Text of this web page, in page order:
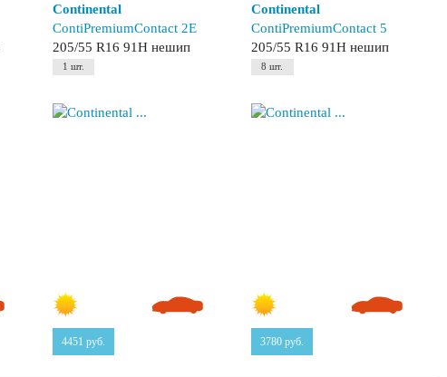
Continental
ContiPremiumContact 2E
205/55 R16 91H нешип
1 шт.
4451 руб.
Continental
ContiPremiumContact 5
205/55 R16 91H нешип
8 шт.
3780 руб.